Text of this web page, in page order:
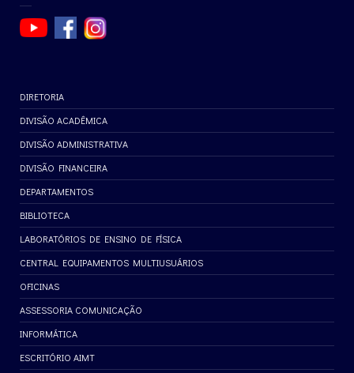
DIRETORIA
DIVISÃO ACADÊMICA
DIVISÃO ADMINISTRATIVA
DIVISÃO FINANCEIRA
DEPARTAMENTOS
BIBLIOTECA
LABORATÓRIOS DE ENSINO DE FÍSICA
CENTRAL EQUIPAMENTOS MULTIUSUÁRIOS
OFICINAS
ASSESSORIA COMUNICAÇÃO
INFORMÁTICA
ESCRITÓRIO AIMT